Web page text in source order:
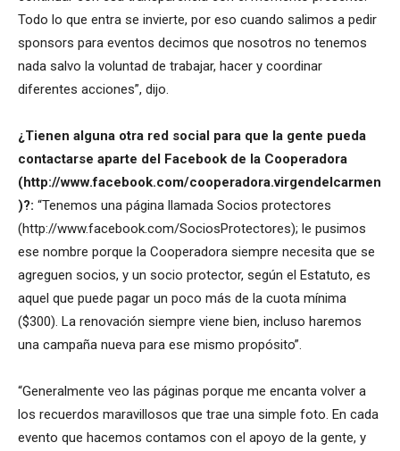
Todo lo que entra se invierte, por eso cuando salimos a pedir
sponsors para eventos decimos que nosotros no tenemos
nada salvo la voluntad de trabajar, hacer y coordinar
diferentes acciones”, dijo.
¿Tienen alguna otra red social para que la gente pueda
contactarse aparte del Facebook de la Cooperadora
(http://www.facebook.com/cooperadora.virgendelcarmen
)?: “Tenemos una página llamada Socios protectores
(http://www.facebook.com/SociosProtectores); le pusimos
ese nombre porque la Cooperadora siempre necesita que se
agreguen socios, y un socio protector, según el Estatuto, es
aquel que puede pagar un poco más de la cuota mínima
($300). La renovación siempre viene bien, incluso haremos
una campaña nueva para ese mismo propósito”.
“Generalmente veo las páginas porque me encanta volver a
los recuerdos maravillosos que trae una simple foto. En cada
evento que hacemos contamos con el apoyo de la gente, y